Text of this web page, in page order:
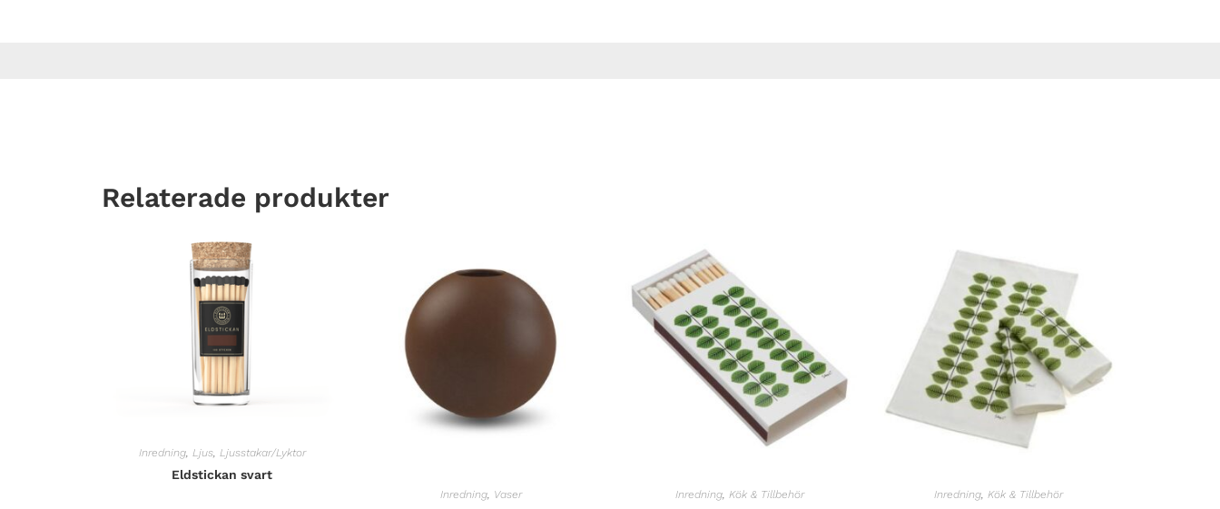
Relaterade produkter
Inredning, Ljus, Ljusstakar/Lyktor
Eldstickan svart
Inredning, Vaser Inredning, Kök & Tillbehör Inredning, Kök & Tillbehör